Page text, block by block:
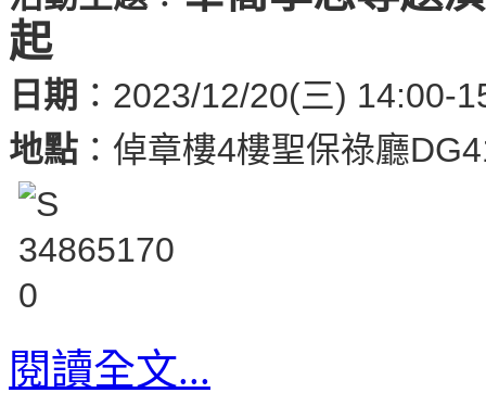
起
日期 ：2023/12/20(三) 14:00-
地點 ：倬章樓4樓聖保祿廳
閱讀全文...